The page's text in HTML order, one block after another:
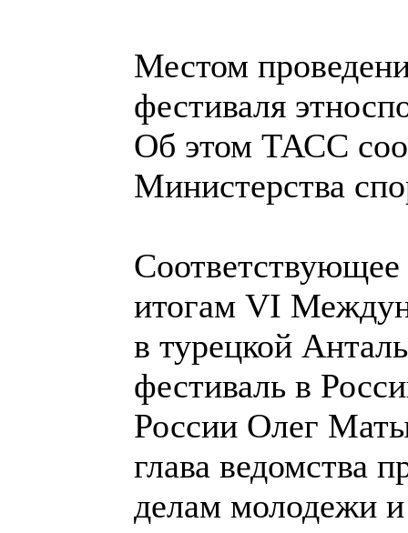
Местом
фестиваля
Об этом ТАСС
Министерства
итогам VI
в турецкой
фестиваль в
России Олег
глава ведомства
делам молодежи